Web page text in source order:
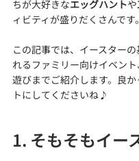
ちが大好きなエッグハントや
ィビティが盛りだくさんです。
この記事では、イースター
れるファミリー向けイベン
遊びまでご紹介します。良
トにしてくださいね♪
1. そもそもイー